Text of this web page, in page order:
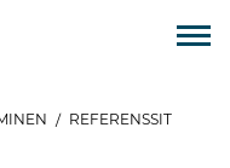
/ REFERENSSIT